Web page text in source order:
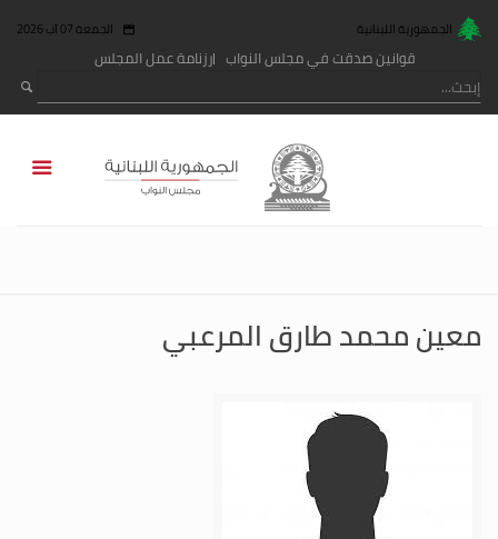
الجمهورية اللبنانية الجمعة 07 آب 2026
قوانين صدقت في مجلس النواب رزنامة عمل المجلس
معين محمد طارق المرعبي